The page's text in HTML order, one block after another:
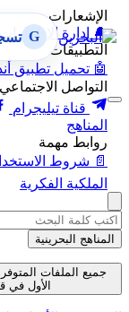
الإشعارات
🔔 إدارة الإشعارات
التطبيقات
🤖 تحميل تطبيق
التواصل
قناة تيليجرام
المناهج
روابط مهمة
📄 شروط
الملكية الفكرية
G
المناهج البحرينية
جميع الملفات
الأول في